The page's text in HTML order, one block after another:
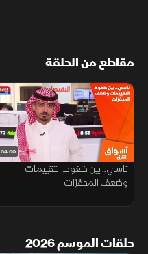
مقاطع من الحلقة
04:00
تاسي.. بين ضغوط التقييمات
وضعف المحفزات
حلقات الموسم 2026